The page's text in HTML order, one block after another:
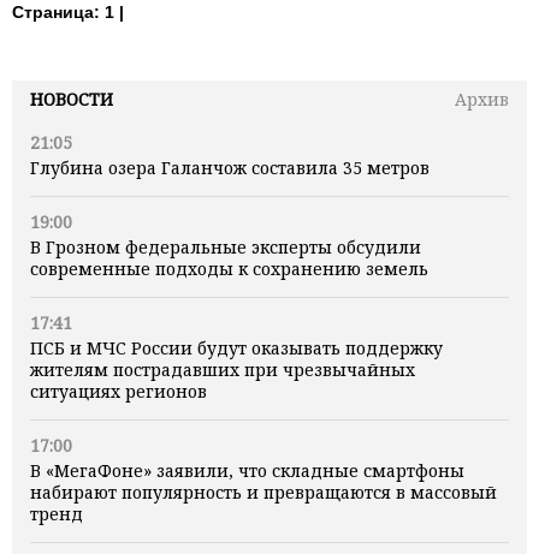
НОВОСТИ
Архив
21:05
Глубина озера Галанчож составила 35 метров
19:00
В Грозном федеральные эксперты обсудили
современные подходы к сохранению земель
17:41
ПСБ и МЧС России будут оказывать поддержку
жителям пострадавших при чрезвычайных
ситуациях регионов
17:00
В «МегаФоне» заявили, что складные смартфоны
набирают популярность и превращаются в массовый
тренд
Страница: 1 |